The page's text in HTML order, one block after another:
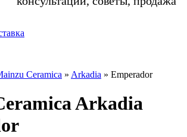
Ceramica » Arkadia » Emperador
Arkadia